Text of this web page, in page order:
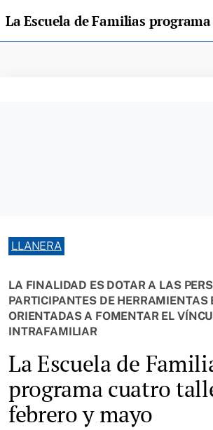
LLANERA
LA FINALIDAD ES DOTAR A LAS
PARTICIPANTES DE HERRAMIENTAS
ORIENTADAS A FOMENTAR EL
INTRAFAMILIAR
La Escuela de
programa cuatro
febrero y mayo